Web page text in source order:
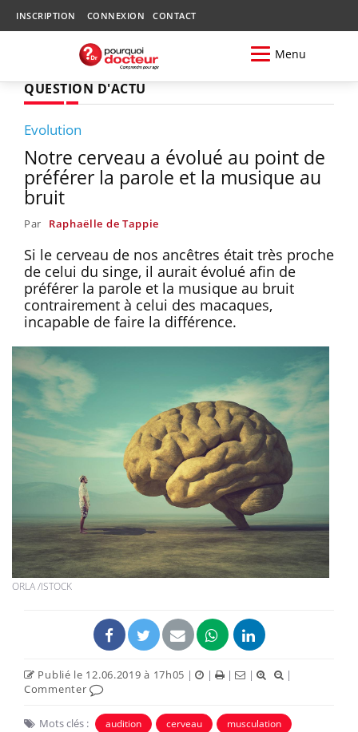
INSCRIPTION CONNEXION CONTACT
Menu
QUESTION D'ACTU
Evolution
Notre cerveau a évolué au point de
préférer la parole et la musique au
bruit
Par Raphaëlle de Tappie
Si le cerveau de nos ancêtres était très proche
de celui du singe, il aurait évolué afin de
préférer la parole et la musique au bruit
contrairement à celui des macaques,
incapable de faire la différence.
ORLA /ISTOCK
Publié le 12.06.2019 à 17h05 | | | |
|
Commenter
Mots clés : audition cerveau musculation